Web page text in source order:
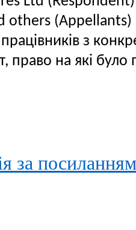
others (Appellants)
працівників з
право на які
за посиланням